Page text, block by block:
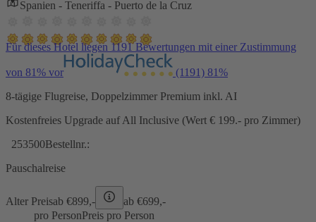
Spanien - Teneriffa - Puerto de la Cruz
Für dieses Hotel liegen 1191 Bewertungen mit einer Zustimmung
von 81% vor (1191) 81%
8-tägige Flugreise, Doppelzimmer Premium inkl. AI
Kostenfreies Upgrade auf All Inclusive (Wert € 199.- pro Zimmer)
253500Bestellnr.:
Pauschalreise
Alter Preisab €899,- ab €699,-
pro PersonPreis pro Person